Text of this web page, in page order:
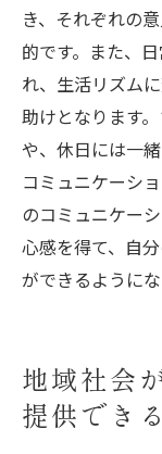
き、それぞれの
的です。また、
れ、生活リズム
助けとなります
や、休日には一
コミュニケーシ
のコミュニケー
心感を得て、自
ができるようにな
地域社会
提供でき